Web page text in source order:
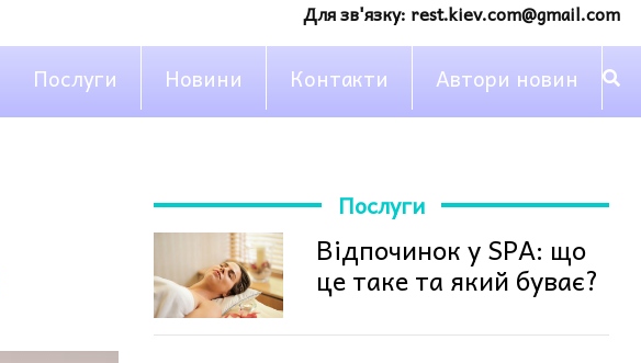
Для зв'язку: rest.kiev.com@gmail.com
Послуги Новини Контакти Автори новин
Послуги
Відпочинок у SPA: що
це таке та який буває?